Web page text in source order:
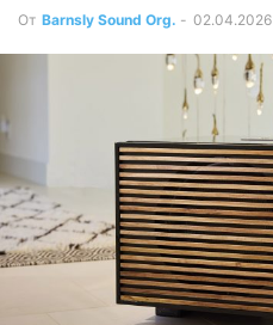
От Barnsly Sound Org. - 02.04.2026